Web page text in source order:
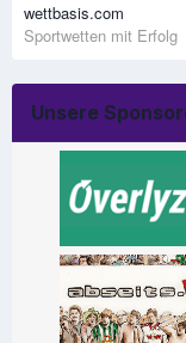
wettbasis.com
Sportwetten mit Erfolg
Unsere